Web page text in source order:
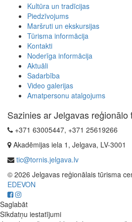
Kultūra un tradīcijas
Piedzīvojums
Maršruti un ekskursijas
Tūrisma informācija
Kontakti
Noderīga informācija
Aktuāli
Sadarbība
Video galerijas
Amatpersonu atalgojums
Sazinies ar Jelgavas reģionālo
+371 63005447, +371 25619266
Akadēmijas iela 1, Jelgava, LV-3001
tic@tornis.jelgava.lv
© 2026 Jelgavas reģionālais tūrisma
EDEVON
Saglabāt
Sīkdatņu iestatījumi